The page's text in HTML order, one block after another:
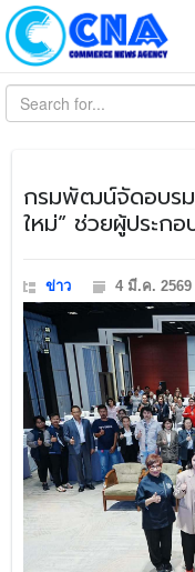
กรมพัฒน์จัดอบรม
ใหม่” ช่วยผู้ประก
ข่าว 4 มี.ค. 2569